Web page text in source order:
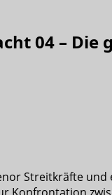
04 – Die
Streitkräfte